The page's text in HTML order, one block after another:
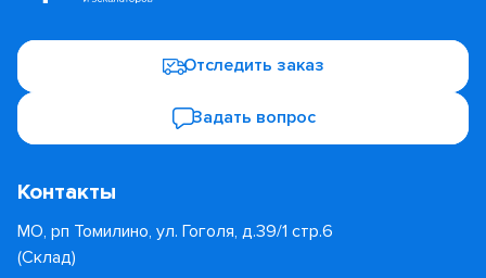
Отследить заказ
Задать вопрос
Контакты
МО, рп Томилино, ул. Гоголя, д.39/1 стр.6
(Склад)